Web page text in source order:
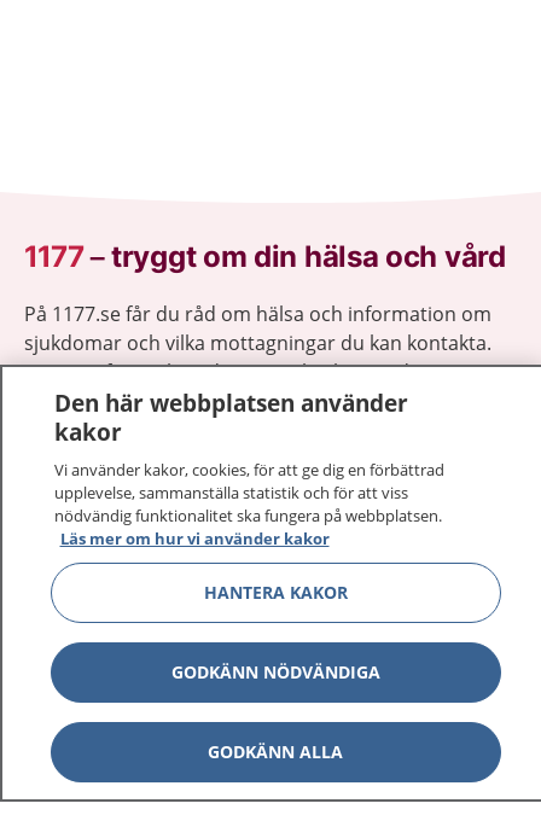
1177–tryggt om din hälsa och vård
På 1177.se får du råd om hälsa och information om
sjukdomar och vilka mottagningar du kan kontakta.
Logga in för att läsa din journal och göra dina
vårdärenden. Ring telefonnummer 1177 för
sjukvårdsrådgivning dygnet runt.
1177 ger dig råd när du vill må bättre.
1177 på flera språk Visa
Om 1177 Visa
Kontakt Visa
Den här webbplatsen använder
kakor
Vi använder kakor, cookies, för att ge dig en förbättrad
upplevelse, sammanställa statistik och för att viss
nödvändig funktionalitet ska fungera på webbplatsen.
Läs mer om hur vi använder kakor
HANTERA KAKOR
GODKÄNN NÖDVÄNDIGA
GODKÄNN ALLA